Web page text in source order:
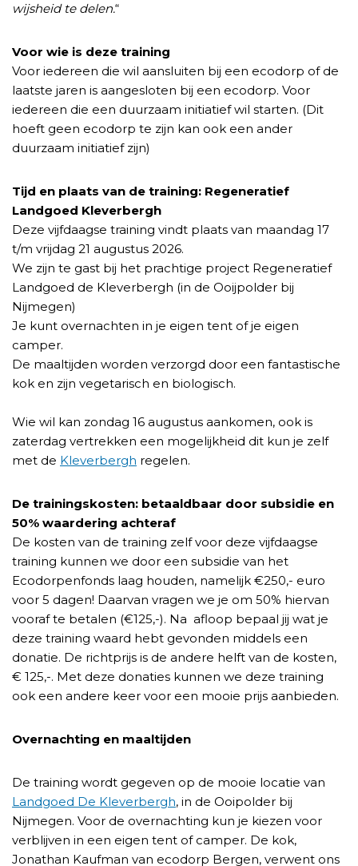
wijsheid te delen.“
Voor wie is deze training
Voor iedereen die wil aansluiten bij een ecodorp of de
laatste jaren is aangesloten bij een ecodorp. Voor
iedereen die een duurzaam initiatief wil starten. (Dit
hoeft geen ecodorp te zijn kan ook een ander
duurzaam initiatief zijn)
Tijd en plaats van de training: Regeneratief
Landgoed Kleverbergh
Deze vijfdaagse training vindt plaats van maandag 17
t/m vrijdag 21 augustus 2026.
We zijn te gast bij het prachtige project Regeneratief
Landgoed de Kleverbergh (in de Ooijpolder bij
Nijmegen)
Je kunt overnachten in je eigen tent of je eigen
camper.
De maaltijden worden verzorgd door een fantastische
kok en zijn vegetarisch en biologisch.
Wie wil kan zondag 16 augustus aankomen, ook is
zaterdag vertrekken een mogelijkheid dit kun je zelf
met de Kleverbergh regelen.
De trainingskosten: betaaldbaar door subsidie en
50% waardering achteraf
De kosten van de training zelf voor deze vijfdaagse
training kunnen we door een subsidie van het
Ecodorpenfonds laag houden, namelijk €250,- euro
voor 5 dagen! Daarvan vragen we je om 50% hiervan
vooraf te betalen (€125,-). Na afloop bepaal jij wat je
deze training waard hebt gevonden middels een
donatie. De richtprijs is de andere helft van de kosten,
€ 125,-. Met deze donaties kunnen we deze training
ook een andere keer voor een mooie prijs aanbieden.
Overnachting en maaltijden
De training wordt gegeven op de mooie locatie van
Landgoed De Kleverbergh, in de Ooipolder bij
Nijmegen. Voor de overnachting kun je kiezen voor
verblijven in een eigen tent of camper. De kok,
Jonathan Kaufman van ecodorp Bergen, verwent ons